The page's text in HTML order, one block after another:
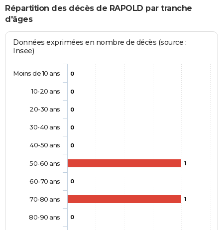
Répartition des décès de RAPOLD par tranche
d'âges
Données exprimées en nombre de décès (source :
Insee)
0
0
0
0
0
1
0
1
0
Moins de 10 ans
10-20 ans
20-30 ans
30-40 ans
40-50 ans
50-60 ans
60-70 ans
70-80 ans
80-90 ans